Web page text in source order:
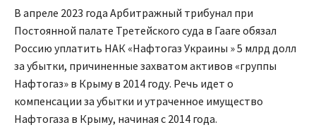
В апреле 2023 года Арбитражный трибунал при
Постоянной палате Третейского суда в Гааге обязал
Россию уплатить НАК «Нафтогаз Украины » 5 млрд долл
за убытки, причиненные захватом активов «группы
Нафтогаз» в Крыму в 2014 году. Речь идет о
компенсации за убытки и утраченное имущество
Нафтогаза в Крыму, начиная с 2014 года.